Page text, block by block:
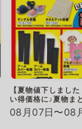
【夏物値下しまし
い得価格に♪夏物ま
08月07日〜08